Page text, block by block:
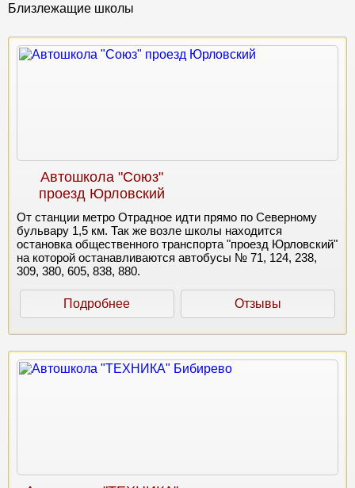
Близлежащие школы
Автошкола "Союз"
проезд Юрловский
От станции метро Отрадное идти прямо по Северному
бульвару 1,5 км. Так же возле школы находится
остановка общественного транспорта "проезд Юрловский"
на которой останавливаются автобусы № 71, 124, 238,
309, 380, 605, 838, 880.
Подробнее Отзывы